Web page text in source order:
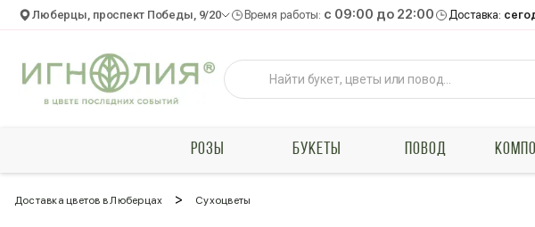
Люберцы, проспект Победы, 9/20 Время работы: c 09:00 до 22:00 Доставка:
РОЗЫ БУКЕТЫ ПОВОД
Доставка цветов в Люберцах > Сухоцветы